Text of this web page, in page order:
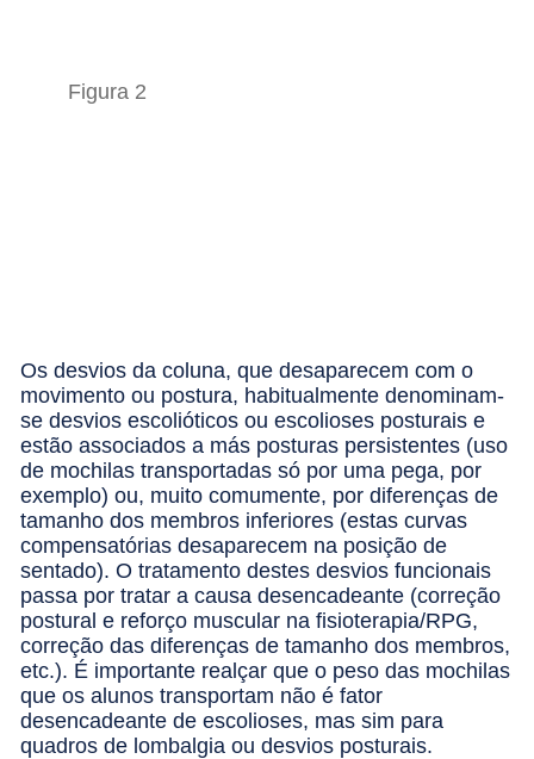
Figura 2
Os desvios da coluna, que desaparecem com o
movimento ou postura, habitualmente denominam-
se desvios escolióticos ou escolioses posturais e
estão associados a más posturas persistentes (uso
de mochilas transportadas só por uma pega, por
exemplo) ou, muito comumente, por diferenças de
tamanho dos membros inferiores (estas curvas
compensatórias desaparecem na posição de
sentado). O tratamento destes desvios funcionais
passa por tratar a causa desencadeante (correção
postural e reforço muscular na fisioterapia/RPG,
correção das diferenças de tamanho dos membros,
etc.). É importante realçar que o peso das mochilas
que os alunos transportam não é fator
desencadeante de escolioses, mas sim para
quadros de lombalgia ou desvios posturais.